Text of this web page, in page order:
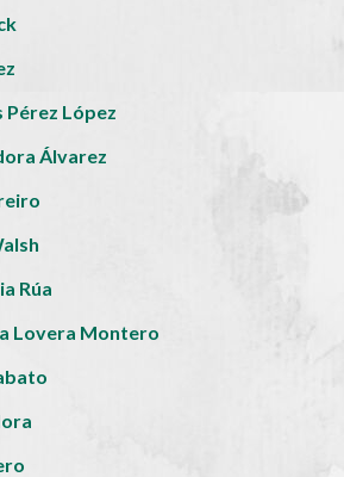
Pérez López
Álvarez
Rúa
Lovera Montero